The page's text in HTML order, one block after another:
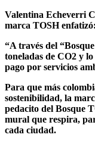
Valentina Echeverri
marca TOSH enfatizó:
“A través del
toneladas de CO2 y
pago por servicios
Para que más
sostenibilidad, la
pedacito del Bosque
mural que respira,
cada ciudad.